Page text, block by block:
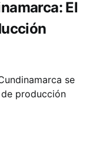
El
se
producción